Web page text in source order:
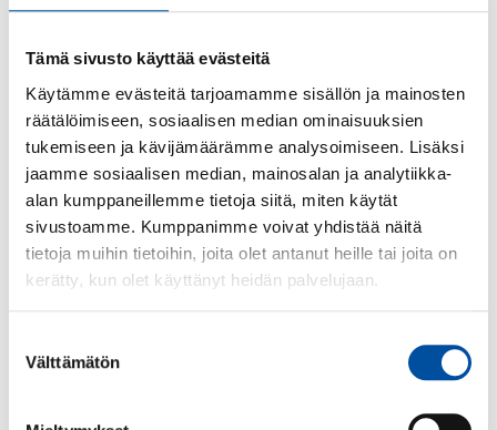
Tämä sivusto käyttää evästeitä
Käytämme evästeitä tarjoamamme sisällön ja mainosten
räätälöimiseen, sosiaalisen median ominaisuuksien
tukemiseen ja kävijämäärämme analysoimiseen. Lisäksi
jaamme sosiaalisen median, mainosalan ja analytiikka-
alan kumppaneillemme tietoja siitä, miten käytät
sivustoamme. Kumppanimme voivat yhdistää näitä
tietoja muihin tietoihin, joita olet antanut heille tai joita on
kerätty, kun olet käyttänyt heidän palvelujaan.
valinta
Välttämätön
SuPerin puheenjohtaja Silja Paavola, 050 527 5085
Lue seuraavaksi